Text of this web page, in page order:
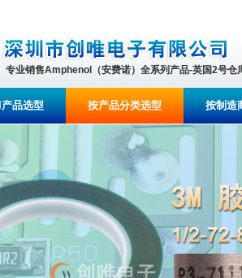
专业销售Amphenol（安费诺）全系列产品-英国2号仓
品选型 按产品分类选型 按制造